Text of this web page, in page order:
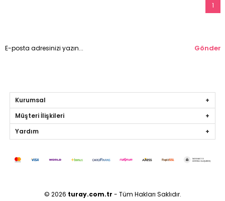
1
Gönder
Kurumsal
Müşteri İlişkileri
Yardım
© 2026 turay.com.tr - Tüm Hakları Saklıdır.